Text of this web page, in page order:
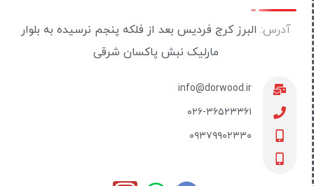
آدرس: البرز کرج فردیس بعد از فلکه پنجم نرسیده به بلوار
مارلیک نبش پاکسان شرقی
info@dorwood.ir
۰۲۶-۳۶۵۲۳۳۶۱
۰۹۳۷۹۹۰۲۳۳۰